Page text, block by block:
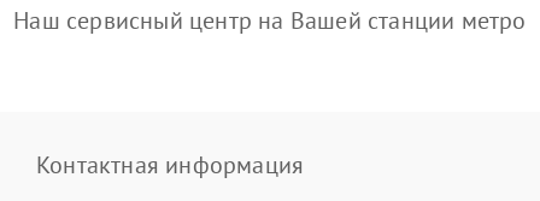
Наш сервисный центр на Вашей станции метро
Контактная информация